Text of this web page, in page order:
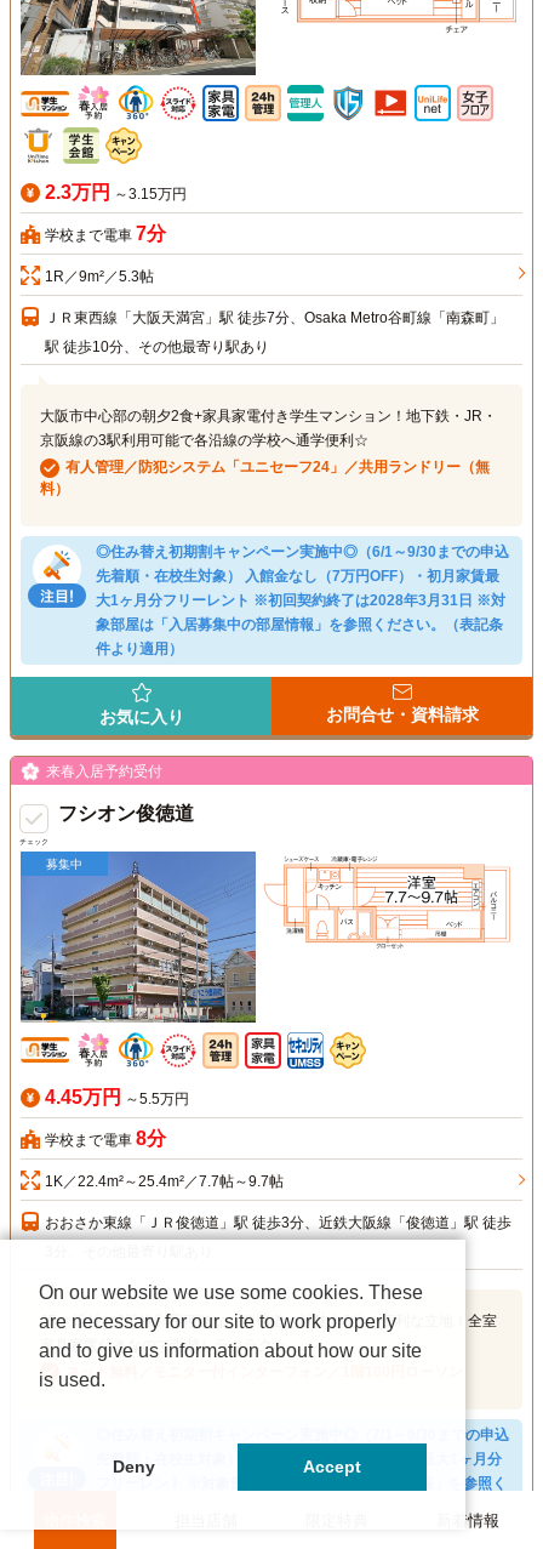
2.3万円 ～3.15万円
学校まで電車 7分
1R／9m²／5.3帖
ＪＲ東西線「大阪天満宮」駅 徒歩7分、Osaka Metro谷町線「南森町」
駅 徒歩10分、その他最寄り駅あり
大阪市中心部の朝夕2食+家具家電付き学生マンション！地下鉄・JR・
京阪線の3駅利用可能で各沿線の学校へ通学便利☆
有人管理／防犯システム「ユニセーフ24」／共用ランドリー（無
料）
◎住み替え初期割キャンペーン実施中◎（6/1～9/30までの申込
先着順・在校生対象） 入館金なし（7万円OFF）・初月家賃最
大1ヶ月分フリーレント ※初回契約終了は2028年3月31日 ※対
象部屋は「入居募集中の部屋情報」を参照ください。（表記条
件より適用）
お気に入り お問合せ・資料請求
チェック
来春入居予約受付
フシオン俊徳道
募集中
4.45万円 ～5.5万円
学校まで電車 8分
1K／22.4m²～25.4m²／7.7帖～9.7帖
おおさか東線「ＪＲ俊徳道」駅 徒歩3分、近鉄大阪線「俊徳道」駅 徒歩
JRと近鉄の2沿線利用可能な「俊徳道」駅徒歩3分の便利な立地！全室
家具家電付きなので引越しラクラク☆
ネット無料／モニター付インターフォン／1階100円ローソン
◎住み替え初期割キャンペーン実施中◎（7/1～9/30までの申込
先着順・在校生対象） 礼金10万円OFF・初月家賃最大1ヶ月分
フリーレント ※対象部屋は「入居募集中の部屋情報」を参照く
新着情報
On our website we use some cookies. These
are necessary for our site to work properly
and to give us information about how our site
is used.
Deny Accept